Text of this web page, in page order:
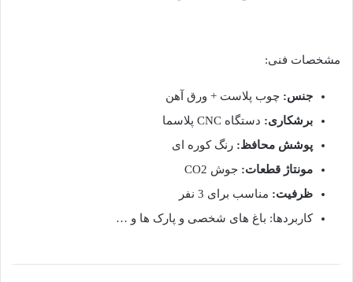
مشخصات فنی:
جنس: چوب پلاست + ورق آهن
برشکاری: دستگاه CNC پلاسما
پوشش محافظ: رنگ کوره ای
مونتاژ قطعات: جوش CO2
ظرفیت: مناسب برای 3 نفر
کاربردها: باغ های شخصی و پارک ها و …